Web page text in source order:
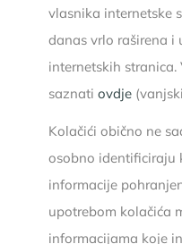
vlasnika internetske
danas vrlo raširena i
internetskih
saznati ovdje
Kolačići obično ne
osobno identificiraju
informacije
upotrebom kolačića
informacijama koje